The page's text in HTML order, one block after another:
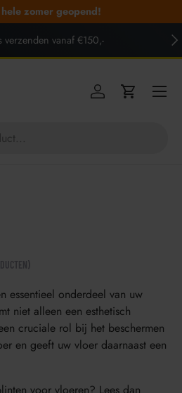
zomer geopend!
verzenden vanaf €150,-
Inloggen
Menu
essentieel onderdeel van uw
niet alleen een esthetisch
cruciale rol bij het beschermen
en geeft uw vloer daarnaast een